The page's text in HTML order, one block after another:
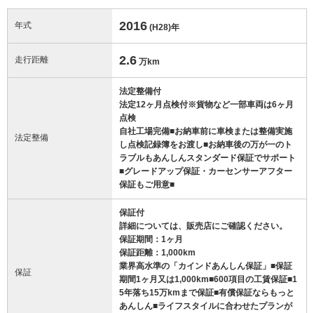
年式 2016 (H28)年
走行距離 2.6 万km
法定整備
法定整備付
法定12ヶ月点検付※貨物など一部車両は6ヶ月
点検
自社工場完備■お納車前に車検または整備実施
し点検記録簿をお渡し■お納車後の万が一のト
ラブルもあんしんスタンダード保証でサポート
■グレードアップ保証・カーセンサーアフター
保証もご用意■
保証
保証付
詳細については、販売店にご確認ください。
保証期間：1ヶ月
保証距離：1,000km
業界高水準の「カインドあんしん保証」■保証
期間1ヶ月又は1,000km■600項目の工賃保証■1
5年落ち15万kmまで保証■有償保証ならもっと
あんしん■ライフスタイルに合わせたプランが